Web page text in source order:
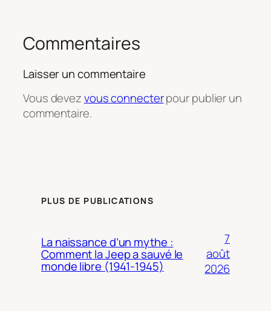
Commentaires
Laisser un commentaire
Vous devezvous connecterpour publier un
commentaire.
PLUS DE PUBLICATIONS
La naissance d’un mythe :
Comment la Jeep a sauvé le
monde libre (1941-1945)
7
août
2026